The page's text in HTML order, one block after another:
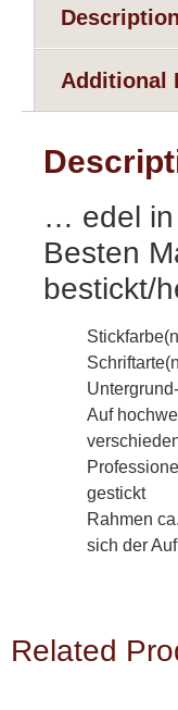
Description
Additional
… edel in
Besten
bestickt/
Auf
gestickt
Rahmen
sich der
Related